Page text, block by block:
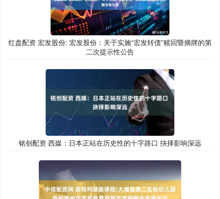
红盘配资 宏发股份: 宏发股份：关于实施“宏发转债”赎回暨摘牌的第
二次提示性公告
铭创配资 西媒：日本正站在历史性的十字路口 抉择影响深远